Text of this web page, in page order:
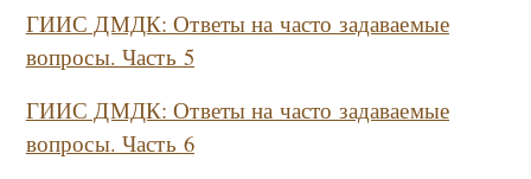
ГИИС ДМДК: Ответы на часто задаваемые
вопросы. Часть 5
ГИИС ДМДК: Ответы на часто задаваемые
вопросы. Часть 6